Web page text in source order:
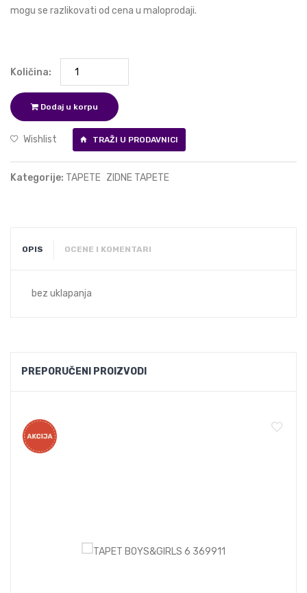
mogu se razlikovati od cena u maloprodaji.
Količina:
Dodaj u korpu
Wishlist TRAŽI U PRODAVNICI
Kategorije: TAPETE ZIDNE TAPETE
OPIS OCENE I KOMENTARI
bez uklapanja
PREPORUČENI PROIZVODI